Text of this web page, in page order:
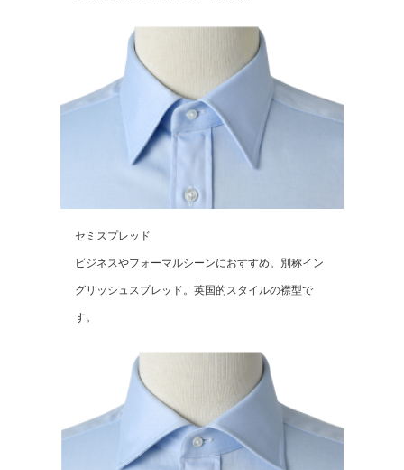
セミスプレッド
ビジネスやフォーマルシーンにおすすめ。別称イン
グリッシュスプレッド。英国的スタイルの襟型で
す。